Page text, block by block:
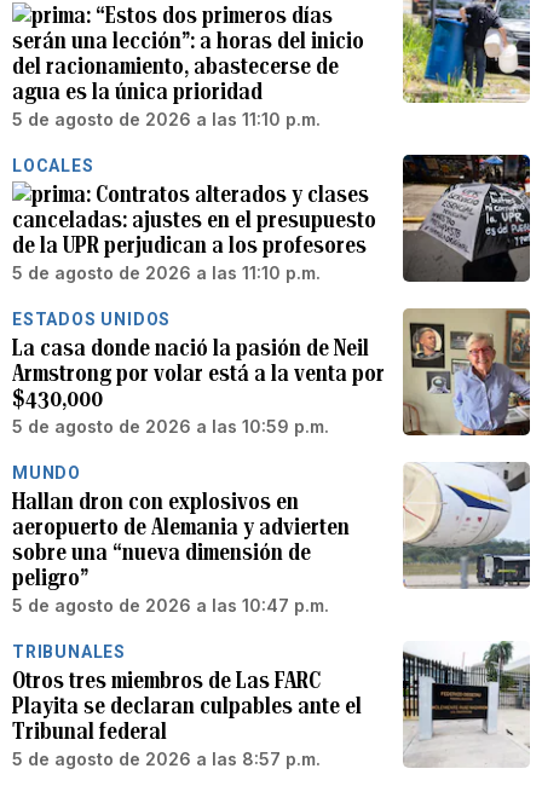
“Estos dos primeros días
serán una lección”: a horas del inicio
del racionamiento, abastecerse de
agua es la única prioridad
5 de agosto de 2026 a las 11:10 p.m.
LOCALES
Contratos alterados y clases
canceladas: ajustes en el presupuesto
de la UPR perjudican a los profesores
5 de agosto de 2026 a las 11:10 p.m.
ESTADOS UNIDOS
La casa donde nació la pasión de Neil
Armstrong por volar está a la venta por
$430,000
5 de agosto de 2026 a las 10:59 p.m.
MUNDO
Hallan dron con explosivos en
aeropuerto de Alemania y advierten
sobre una “nueva dimensión de
peligro”
5 de agosto de 2026 a las 10:47 p.m.
TRIBUNALES
Otros tres miembros de Las FARC
Playita se declaran culpables ante el
Tribunal federal
5 de agosto de 2026 a las 8:57 p.m.